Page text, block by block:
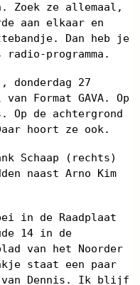
Zoek ze allemaal,
aan elkaar en
Dan heb je
programma.
donderdag 27
Format GAVA. Op
Op de achtergrond
hoort ze ook.
Schaap (rechts)
naast Arno Kim
in de Raadplaat
14 in de
van het Noorder
staat een paar
van Dennis. Ik blijf